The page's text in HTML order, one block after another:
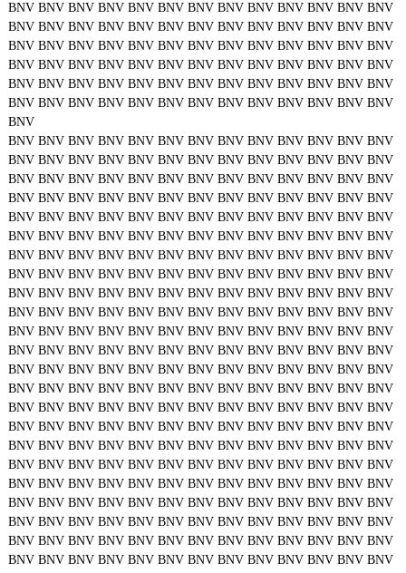
BNV BNV BNV BNV BNV BNV BNV BNV BNV BNV BNV BNV BNV
BNV BNV BNV BNV BNV BNV BNV BNV BNV BNV BNV BNV BNV
BNV BNV BNV BNV BNV BNV BNV BNV BNV BNV BNV BNV BNV
BNV BNV BNV BNV BNV BNV BNV BNV BNV BNV BNV BNV BNV
BNV BNV BNV BNV BNV BNV BNV BNV BNV BNV BNV BNV BNV
BNV BNV BNV BNV BNV BNV BNV BNV BNV BNV BNV BNV BNV
BNV
BNV BNV BNV BNV BNV BNV BNV BNV BNV BNV BNV BNV BNV
BNV BNV BNV BNV BNV BNV BNV BNV BNV BNV BNV BNV BNV
BNV BNV BNV BNV BNV BNV BNV BNV BNV BNV BNV BNV BNV
BNV BNV BNV BNV BNV BNV BNV BNV BNV BNV BNV BNV BNV
BNV BNV BNV BNV BNV BNV BNV BNV BNV BNV BNV BNV BNV
BNV BNV BNV BNV BNV BNV BNV BNV BNV BNV BNV BNV BNV
BNV BNV BNV BNV BNV BNV BNV BNV BNV BNV BNV BNV BNV
BNV BNV BNV BNV BNV BNV BNV BNV BNV BNV BNV BNV BNV
BNV BNV BNV BNV BNV BNV BNV BNV BNV BNV BNV BNV BNV
BNV BNV BNV BNV BNV BNV BNV BNV BNV BNV BNV BNV BNV
BNV BNV BNV BNV BNV BNV BNV BNV BNV BNV BNV BNV BNV
BNV BNV BNV BNV BNV BNV BNV BNV BNV BNV BNV BNV BNV
BNV BNV BNV BNV BNV BNV BNV BNV BNV BNV BNV BNV BNV
BNV BNV BNV BNV BNV BNV BNV BNV BNV BNV BNV BNV BNV
BNV BNV BNV BNV BNV BNV BNV BNV BNV BNV BNV BNV BNV
BNV BNV BNV BNV BNV BNV BNV BNV BNV BNV BNV BNV BNV
BNV BNV BNV BNV BNV BNV BNV BNV BNV BNV BNV BNV BNV
BNV BNV BNV BNV BNV BNV BNV BNV BNV BNV BNV BNV BNV
BNV BNV BNV BNV BNV BNV BNV BNV BNV BNV BNV BNV BNV
BNV BNV BNV BNV BNV BNV BNV BNV BNV BNV BNV BNV BNV
BNV BNV BNV BNV BNV BNV BNV BNV BNV BNV BNV BNV BNV
BNV BNV BNV BNV BNV BNV BNV BNV BNV BNV BNV BNV BNV
BNV BNV BNV BNV BNV BNV BNV BNV BNV BNV BNV BNV BNV